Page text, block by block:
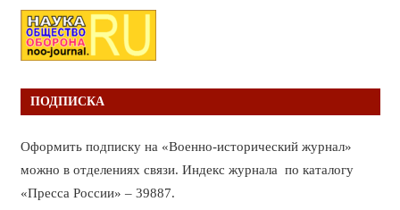
ПОДПИСКА
Оформить подписку на «Военно-исторический журнал»
можно в отделениях связи. Индекс журнала по каталогу
«Пресса России» – 39887.